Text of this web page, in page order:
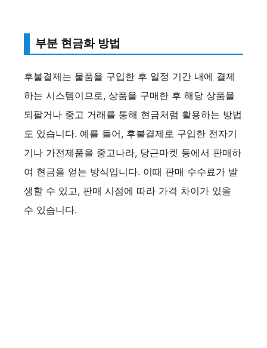
부분 현금화 방법
후불결제는 물품을 구입한 후 일정 기간 내에 결제
하는 시스템이므로, 상품을 구매한 후 해당 상품을
되팔거나 중고 거래를 통해 현금처럼 활용하는 방법
도 있습니다. 예를 들어, 후불결제로 구입한 전자기
기나 가전제품을 중고나라, 당근마켓 등에서 판매하
여 현금을 얻는 방식입니다. 이때 판매 수수료가 발
생할 수 있고, 판매 시점에 따라 가격 차이가 있을
수 있습니다.